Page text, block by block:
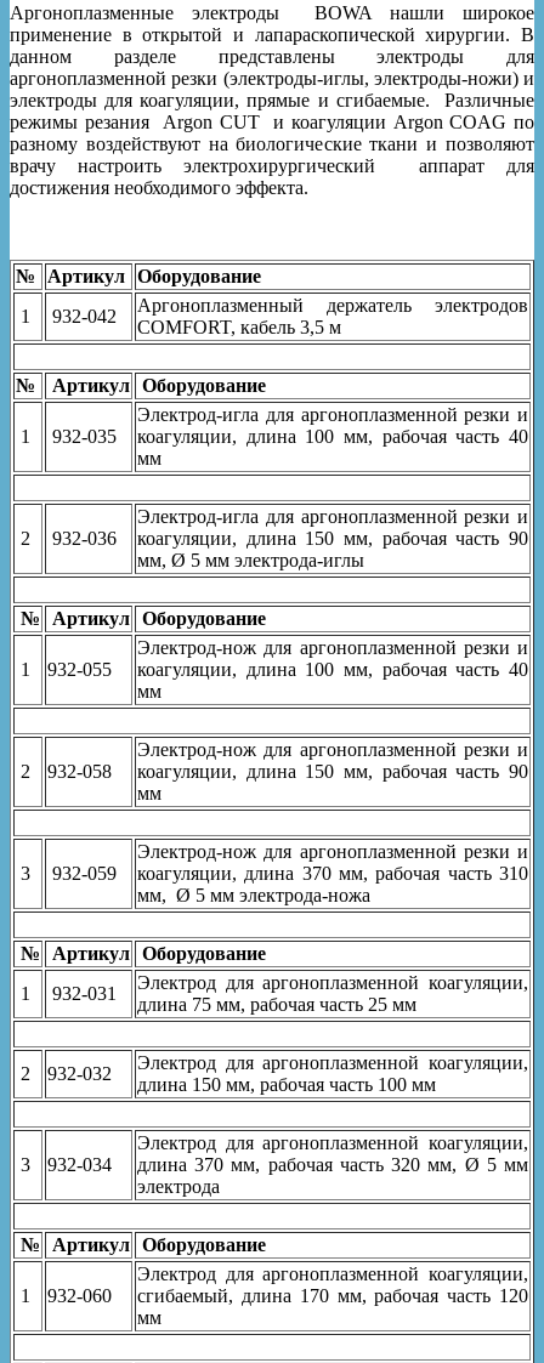
Аргоноплазменные электроды BOWA нашли широкое
применение в открытой и лапараскопической хирургии. В
данном разделе представлены электроды для
аргоноплазменной резки (электроды-иглы, электроды-ножи) и
электроды для коагуляции, прямые и сгибаемые. Различные
режимы резания Argon CUT и коагуляции Argon COAG по
разному воздействуют на биологические ткани и позволяют
врачу настроить электрохирургический аппарат для
достижения необходимого эффекта.
№ Артикул Оборудование
1
932-042
Аргоноплазменный держатель электродов
COMFORT, кабель 3,5 м
№ Артикул Оборудование
1 932-035
Электрод-игла для аргоноплазменной резки и
коагуляции, длина 100 мм, рабочая часть 40
мм
2 932-036
Электрод-игла для аргоноплазменной резки и
коагуляции, длина 150 мм, рабочая часть 90
мм, Ø 5 мм электрода-иглы
№ Артикул Оборудование
1 932-055
Электрод-нож для аргоноплазменной резки и
коагуляции, длина 100 мм, рабочая часть 40
мм
2 932-058
Электрод-нож для аргоноплазменной резки и
коагуляции, длина 150 мм, рабочая часть 90
мм
3 932-059
Электрод-нож для аргоноплазменной резки и
коагуляции, длина 370 мм, рабочая часть 310
мм, Ø 5 мм электрода-ножа
№ Артикул Оборудование
1
932-031
Электрод для аргоноплазменной коагуляции,
длина 75 мм, рабочая часть 25 мм
2 932-032
Электрод для аргоноплазменной коагуляции,
длина 150 мм, рабочая часть 100 мм
3 932-034
Электрод для аргоноплазменной коагуляции,
длина 370 мм, рабочая часть 320 мм, Ø 5 мм
электрода
№ Артикул Оборудование
1 932-060
Электрод для аргоноплазменной коагуляции,
сгибаемый, длина 170 мм, рабочая часть 120
мм